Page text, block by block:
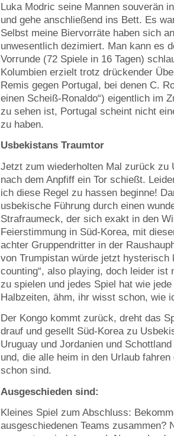
Luka Modric seine Mannen souverän
und gehe anschließend ins Bett. Es
Selbst meine Biervorräte haben sich
unwesentlich dezimiert. Man kann es
Vorrunde (72 Spiele in 16 Tagen)
Kolumbien erzielt trotz drückender
Remis gegen Portugal, bei denen C.
einen Scheiß-Ronaldo“) eigentlich im
zu sehen ist, Portugal scheint nicht
zu haben.
Usbekistans Traumtor
Jetzt zum wiederholten Mal zurück zu
nach dem Anpfiff ein Tor schießt.
ich diese Regel zu hassen beginne!
usbekische Führung durch einen
Strafraumeck, der sich exakt in den
Feierstimmung in Süd-Korea, mit
achter Gruppendritter in der
von Trumpistan würde jetzt hysterisch
counting“, also playing, doch leider ist
zu spielen und jedes Spiel hat wie
Halbzeiten, ähm, ihr wisst schon, wie
Der Kongo kommt zurück, dreht das
drauf und gesellt Süd-Korea zu
Uruguay und Jordanien und
und, die alle heim in den Urlaub
schon sind.
Ausgeschieden sind:
Kleines Spiel zum Abschluss:
ausgeschiedenen Teams zusammen?